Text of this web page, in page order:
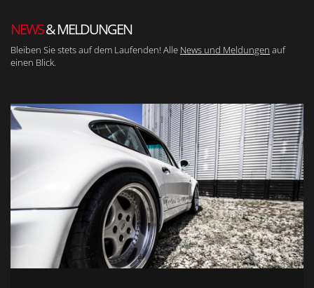
NEWS& MELDUNGEN
Bleiben Sie stets auf dem Laufenden! Alle News und Meldungen auf
einen Blick.